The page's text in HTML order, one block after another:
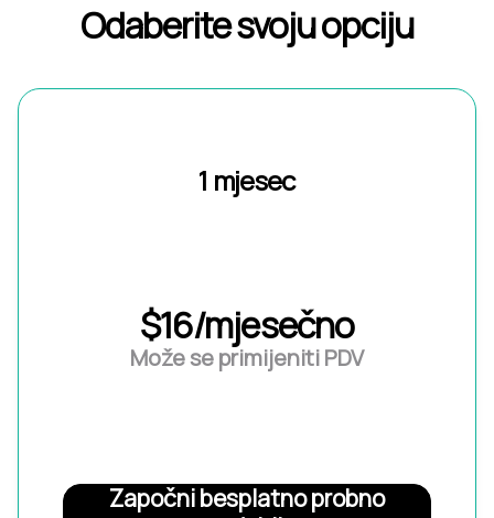
Odaberite svoju opciju
1 mjesec
$16/mjesečno
Može se primijeniti PDV
Započni besplatno probno